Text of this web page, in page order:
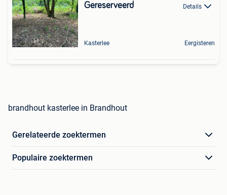
Gereserveerd Details
Kasterlee Eergisteren
brandhout kasterlee in Brandhout
Gerelateerde zoektermen
Populaire zoektermen